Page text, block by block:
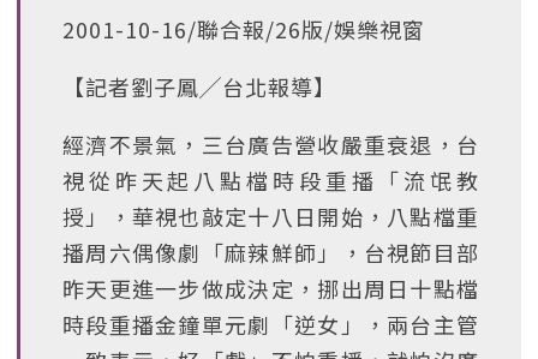
2001-10-16/聯合報/26版/娛樂視窗
【記者劉子鳳╱台北報導】
經濟不景氣，三台廣告營收嚴重衰退，台
視從昨天起八點檔時段重播「流氓教
授」，華視也敲定十八日開始，八點檔重
播周六偶像劇「麻辣鮮師」，台視節目部
昨天更進一步做成決定，挪出周日十點檔
時段重播金鐘單元劇「逆女」，兩台主管